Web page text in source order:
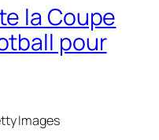
la Coupe
pour
Images